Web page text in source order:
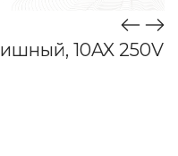
10AX 250V